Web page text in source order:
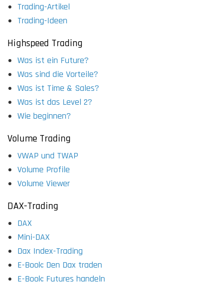
Trading-Artikel
Trading-Ideen
Highspeed Trading
Was ist ein Future?
Was sind die Vorteile?
Was ist Time & Sales?
Was ist das Level 2?
Wie beginnen?
Volume Trading
VWAP und TWAP
Volume Profile
Volume Viewer
DAX-Trading
DAX
Mini-DAX
Dax Index-Trading
E-Book: Den Dax traden
E-Book: Futures handeln